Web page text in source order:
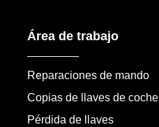
Área de trabajo
Reparaciones de mando
Copias de llaves de coche
Pérdida de llaves